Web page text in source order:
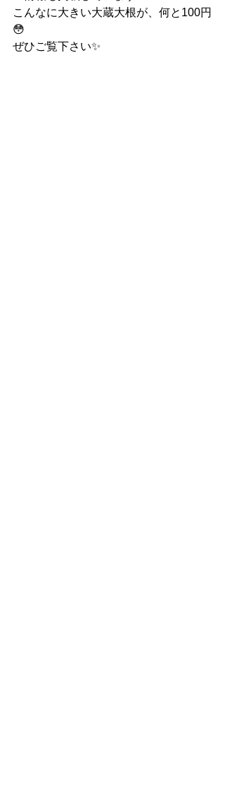
こんなに大きい大蔵大根が、何と100円
😳
ぜひご覧下さい✨